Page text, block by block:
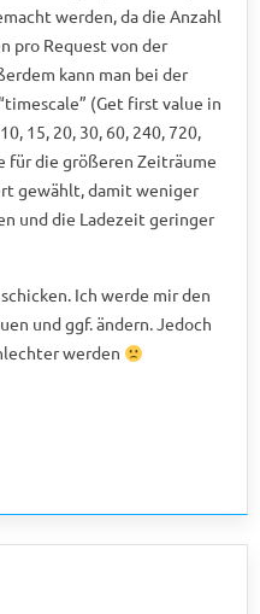
werden, da die Anzahl
pro Request von der
kann man bei der
(Get first value in
15, 20, 30, 60, 240, 720,
für die größeren Zeiträume
gewählt, damit weniger
und die Ladezeit geringer
Ich werde mir den
und ggf. ändern. Jedoch
werden